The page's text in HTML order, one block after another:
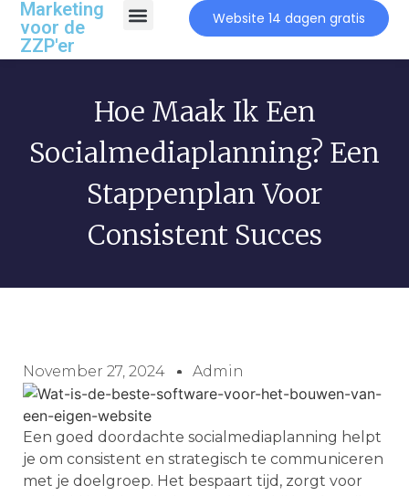
Marketing
voor de
ZZP'er
Website 14 dagen gratis
Hoe Maak Ik Een
Socialmediaplanning? Een
Stappenplan Voor
Consistent Succes
November 27, 2024 Admin
Een goed doordachte socialmediaplanning helpt
je om consistent en strategisch te communiceren
met je doelgroep. Het bespaart tijd, zorgt voor